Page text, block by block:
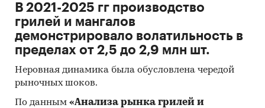
В 2021-2025 гг производство
грилей и мангалов
демонстрировало волатильность в
пределах от 2,5 до 2,9 млн шт.
Неровная динамика была обусловлена чередой
рыночных шоков.
По данным «Анализа рынка грилей и